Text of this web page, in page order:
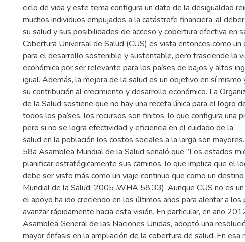
ciclo de vida y este tema configura un dato de la desigualdad
muchos individuos empujados a la catástrofe financiera, al
su salud y sus posibilidades de acceso y cobertura efectiva en
Cobertura Universal de Salud (CUS) es vista entonces como
para el desarrollo sostenible y sustentable, pero trasciende la
económica por ser relevante para los países de bajos y altos
igual. Además, la mejora de la salud es un objetivo en sí mismo
su contribución al crecimiento y desarrollo económico. La
de la Salud sostiene que no hay una receta única para el logro
todos los países, los recursos son finitos, lo que configura una
pero si no se logra efectividad y eficiencia en el cuidado de la
salud en la población los costos sociales a la larga son
58a Asamblea Mundial de la Salud señaló que ”Los estados
planificar estratégicamente sus caminos, lo que implica que el
debe ser visto más como un viaje continuo que como un
Mundial de la Salud, 2005 .WHA 58.33). Aunque CUS no es
el apoyo ha ido creciendo en los últimos años para alentar a los
avanzar rápidamente hacia esta visión. En particular, en año
Asamblea General de las Naciones Unidas, adoptó una
mayor énfasis en la ampliación de la cobertura de salud. En esa